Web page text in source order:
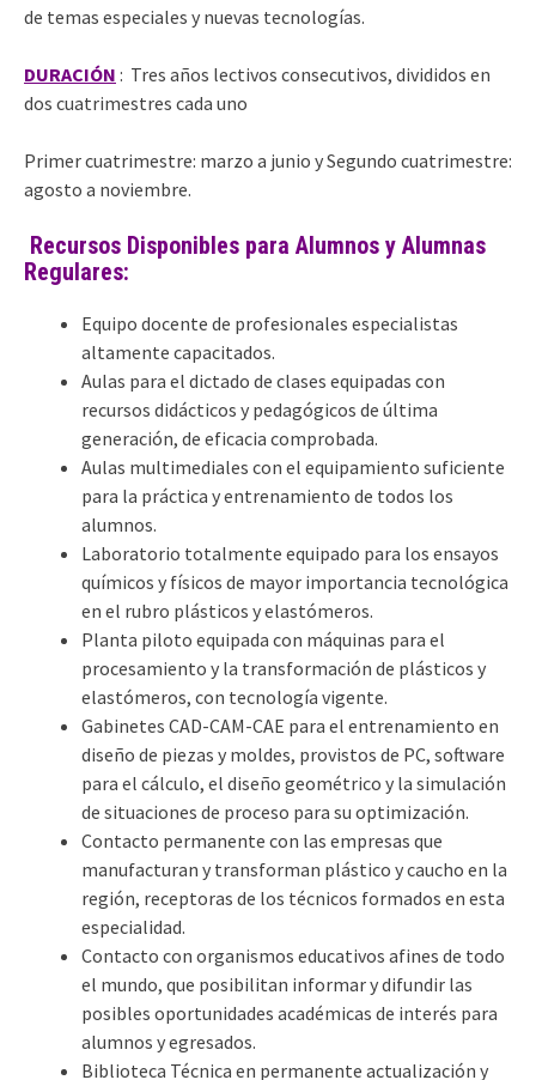
de temas especiales y nuevas tecnologías.
DURACIÓN : Tres años lectivos consecutivos, divididos en
dos cuatrimestres cada uno
Primer cuatrimestre: marzo a junio y Segundo cuatrimestre:
agosto a noviembre.
Recursos Disponibles para Alumnos y Alumnas
Regulares:
Equipo docente de profesionales especialistas
altamente capacitados.
Aulas para el dictado de clases equipadas con
recursos didácticos y pedagógicos de última
generación, de eficacia comprobada.
Aulas multimediales con el equipamiento suficiente
para la práctica y entrenamiento de todos los
alumnos.
Laboratorio totalmente equipado para los ensayos
químicos y físicos de mayor importancia tecnológica
en el rubro plásticos y elastómeros.
Planta piloto equipada con máquinas para el
procesamiento y la transformación de plásticos y
elastómeros, con tecnología vigente.
Gabinetes CAD-CAM-CAE para el entrenamiento en
diseño de piezas y moldes, provistos de PC, software
para el cálculo, el diseño geométrico y la simulación
de situaciones de proceso para su optimización.
Contacto permanente con las empresas que
manufacturan y transforman plástico y caucho en la
región, receptoras de los técnicos formados en esta
especialidad.
Contacto con organismos educativos afines de todo
el mundo, que posibilitan informar y difundir las
posibles oportunidades académicas de interés para
alumnos y egresados.
Biblioteca Técnica en permanente actualización y